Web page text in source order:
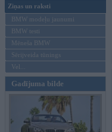
Ziņas un raksti
BMW modeļu jaunumi
BMW testi
Mēneša BMW
Sērijveida tūnings
Vel...
Gadījuma bilde